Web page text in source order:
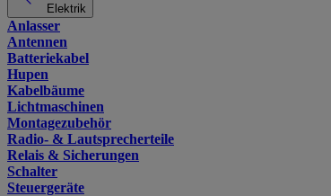
Elektrik
Anlasser
Antennen
Batteriekabel
Hupen
Kabelbäume
Lichtmaschinen
Montagezubehör
Radio- & Lautsprecherteile
Relais & Sicherungen
Schalter
Steuergeräte